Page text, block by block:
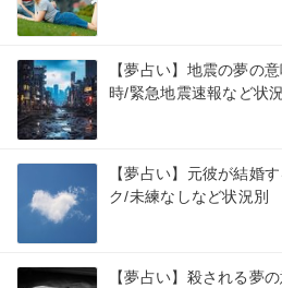
【夢占い】地震の夢の
時/緊急地震速報など状
【夢占い】元彼が結婚
ク/未練なしなど状況別
【夢占い】殺される夢